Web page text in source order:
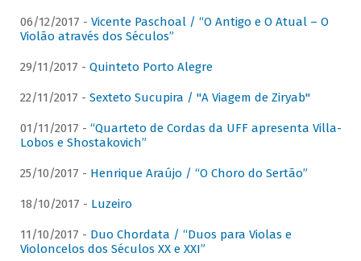
06/12/2017 - Vicente Paschoal / “O Antigo e O Atual – O
Violão através dos Séculos”
29/11/2017 - Quinteto Porto Alegre
22/11/2017 - Sexteto Sucupira / "A Viagem de Ziryab"
01/11/2017 - “Quarteto de Cordas da UFF apresenta Villa-
Lobos e Shostakovich”
25/10/2017 - Henrique Araújo / “O Choro do Sertão”
18/10/2017 - Luzeiro
11/10/2017 - Duo Chordata / “Duos para Violas e
Violoncelos dos Séculos XX e XXI”